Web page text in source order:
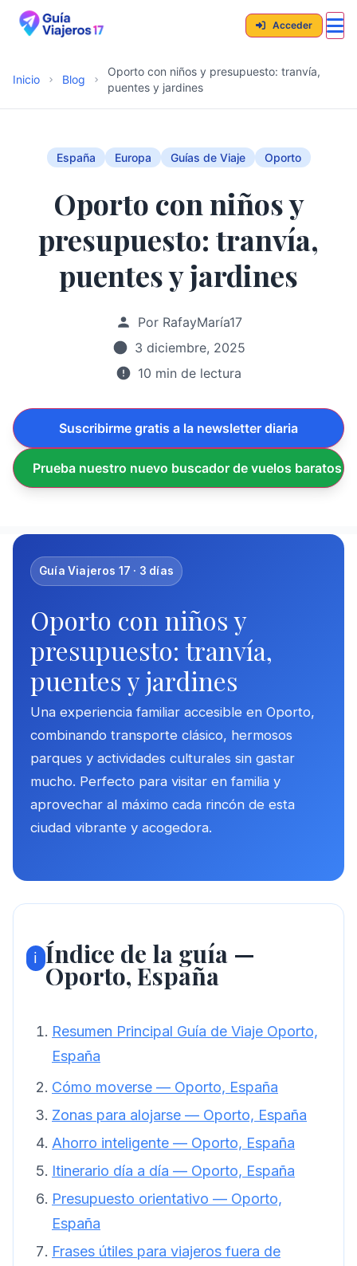
Acceder
Inicio Blog
Oporto con niños y presupuesto: tranvía,
puentes y jardines
España Europa Guías de Viaje Oporto
Oporto con niños y
presupuesto: tranvía,
puentes y jardines
Por RafayMaría17
3 diciembre, 2025
10 min de lectura
Suscribirme gratis a la newsletter diaria
Prueba nuestro nuevo buscador de vuelos baratos
Guía Viajeros 17 · 3 días
Oporto con niños y
presupuesto: tranvía,
puentes y jardines
Una experiencia familiar accesible en Oporto,
combinando transporte clásico, hermosos
parques y actividades culturales sin gastar
mucho. Perfecto para visitar en familia y
aprovechar al máximo cada rincón de esta
ciudad vibrante y acogedora.
ℹ️ Índice de la guía —
Oporto, España
Resumen Principal Guía de Viaje Oporto,
España
Cómo moverse — Oporto, España
Zonas para alojarse — Oporto, España
Ahorro inteligente — Oporto, España
Itinerario día a día — Oporto, España
Presupuesto orientativo — Oporto,
España
Frases útiles para viajeros fuera de